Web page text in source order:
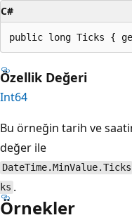
C#
public long Ticks {
Özellik Değeri
Int64
Bu örneğin tarih ve
değer ile
DateTime.MinValue.Ticks
ks .
Örnekler